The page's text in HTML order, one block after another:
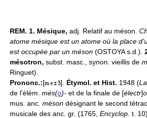
REM. 1. Mésique, adj. Relatif au méson.
atome mésique est un atome où la place
est occupée par un méson (OSTOYA s.d.).
mésotron, subst. masc., synon. vieillis de
Ringuet).
Prononc.:[ ]. Étymol. et Hist. 1948 (
de l'élém. més(o)- et de la finale de [électr]
mus. anc. méson désignant le second
musicale des anc. gr. (1765, Encyclop. t.